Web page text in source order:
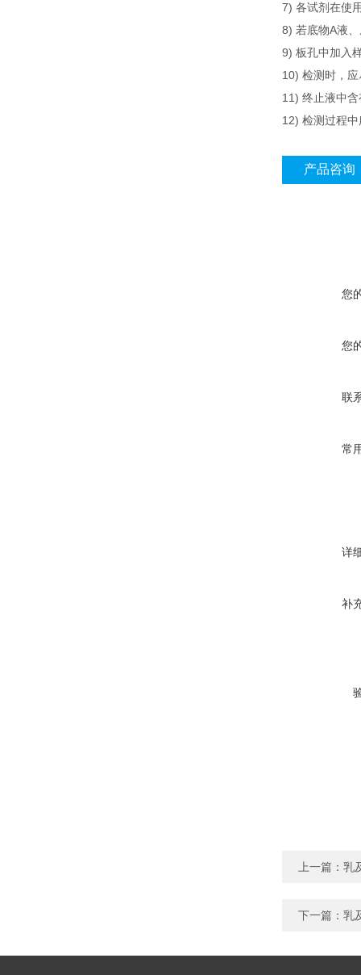
7) 各试剂在使
8) 若底物A液
9) 板孔中加入
10) 检测时，
11) 终止液中
12) 检测过程
产品咨询
您
您
联
常
详
补
上一篇： 乳
下一篇： 乳